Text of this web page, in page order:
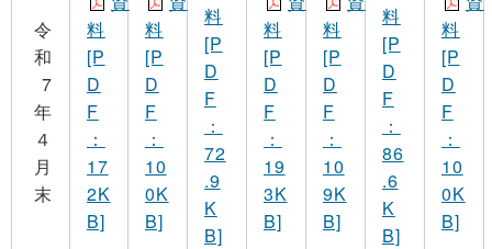
令
和
7
年
４
月
末
料
[P
D
F
：
17
2K
B]
料
[P
D
F
：
10
0K
B]
料
[P
D
F
：
72
.9
K
B]
料
[P
D
F
：
19
3K
B]
料
[P
D
F
：
10
9K
B]
料
[P
D
F
：
86
.6
K
B]
料
[P
D
F
：
10
0K
B]